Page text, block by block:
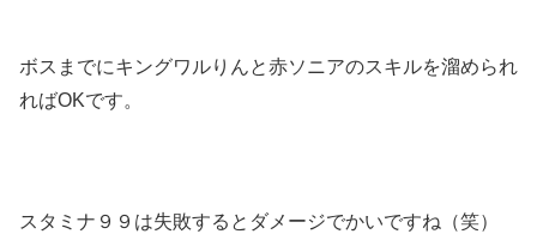
ボスまでにキングワルりんと赤ソニアのスキルを溜められ
ればOKです。
スタミナ９９は失敗するとダメージでかいですね（笑）